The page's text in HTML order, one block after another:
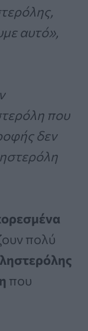
αυτό»,
που
δεν
πολύ
που